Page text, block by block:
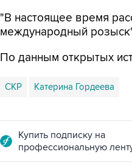
"В настоящее время
международный
По данным открытых
СКР Катерина Гордеева
Купить подписку на
профессиональную